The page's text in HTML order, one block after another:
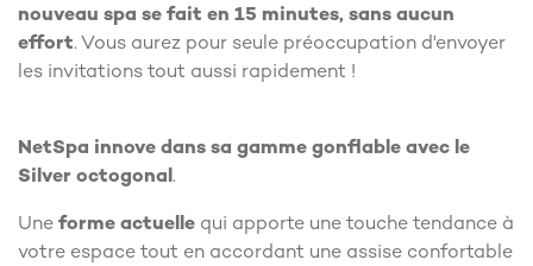
nouveau spa se fait en 15 minutes, sans aucun
effort. Vous aurez pour seule préoccupation d'envoyer
les invitations tout aussi rapidement !
NetSpa innove dans sa gamme gonflable avec le
Silver octogonal.
Une forme actuelle qui apporte une touche tendance à
votre espace tout en accordant une assise confortable